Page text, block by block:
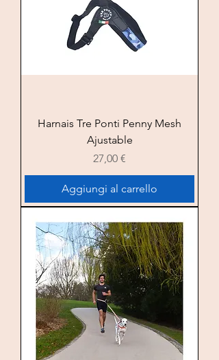
Harnais Tre Ponti Penny Mesh
Ajustable
Prezzo
27,00 €
Aggiungi al carrello